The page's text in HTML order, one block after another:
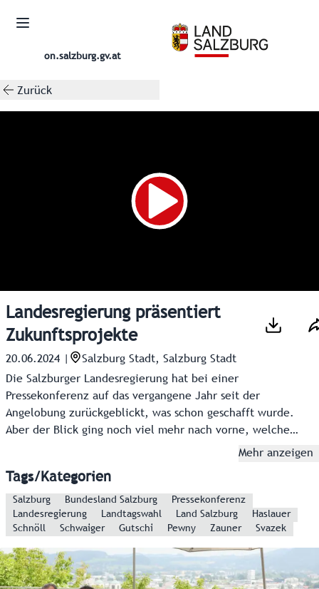
on.salzburg.gv.at
Zurück
Landesregierung präsentiert
Zukunftsprojekte
20.06.2024
Salzburg Stadt, Salzburg Stadt
Die Salzburger Landesregierung hat bei einer
Pressekonferenz auf das vergangene Jahr seit der
Angelobung zurückgeblickt, was schon geschafft wurde.
Aber der Blick ging noch viel mehr nach vorne, welche
Vorhaben und Schlüsselprojekte für das gesamte
Regierungsspitzen Landeshauptmann Wilfried Haslauer und
Landeshauptmann-Stellvertreterin Marlene Svazek.
Mehr anzeigen
Tags/Kategorien
Salzburg Bundesland Salzburg
Pressekonferenz
Landesregierung
Landtagswahl Land Salzburg
Haslauer
Schnöll
Schwaiger Gutschi Pewny Zauner Svazek